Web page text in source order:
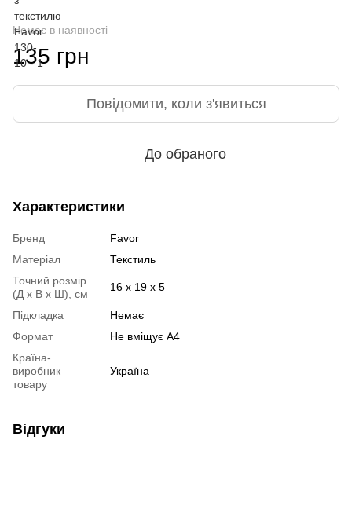
Немає в наявності
135 грн
Повідомити, коли з'явиться
До обраного
Характеристики
Бренд
Favor
Матеріал
Текстиль
Точний розмір
(Д х В х Ш), см
16 х 19 х 5
Підкладка
Немає
Формат
Не вміщує А4
Країна-
виробник
товару
Україна
Відгуки